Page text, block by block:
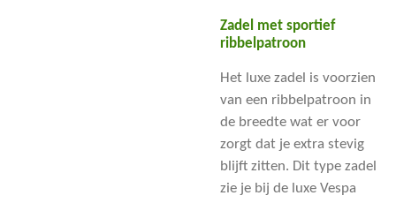
Zadel met sportief
ribbelpatroon
Het luxe zadel is voorzien
van een ribbelpatroon in
de breedte wat er voor
zorgt dat je extra stevig
blijft zitten. Dit type zadel
zie je bij de luxe Vespa